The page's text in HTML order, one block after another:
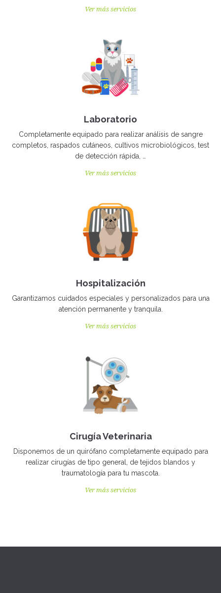
Ver más servicios
Laboratorio
Completamente equipado para realizar análisis de sangre
completos, raspados cutáneos, cultivos microbiológicos, test
de detección rápida, …
Ver más servicios
Hospitalización
Garantizamos cuidados especiales y personalizados para una
atención permanente y tranquila.
Ver más servicios
Cirugía Veterinaria
Disponemos de un quirófano completamente equipado para
realizar cirugías de tipo general, de tejidos blandos y
traumatología para tu mascota.
Ver más servicios